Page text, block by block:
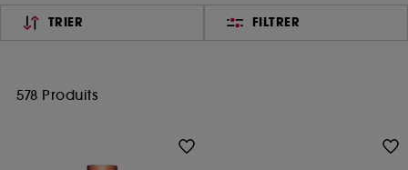
TRIER FILTRER
578 Produits